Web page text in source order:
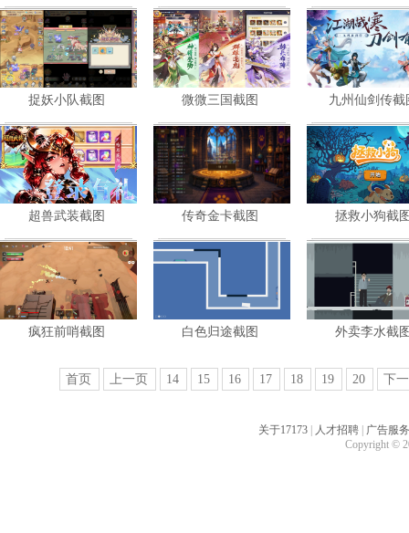
策略
共5张
策略
共5张 共3张
暂未评星
策略
共4张
捉妖小队截图
暂未评星
策略
共4 张
微微三国截图
暂未评星
策略
共4张
九州仙剑传截
暂未评星
策略
共
超兽武装截图
暂未评星
策略
共5张
传奇金卡截图 暂未评星
张
拯救小狗截
暂未评星
疯狂前哨截图
暂未评星
共
张
白色归途截图
暂未评星
共6
外卖李水截
首页 上一页 14 15 16 17 18 19 20 下
关于17173 人才招聘
广告服务
Copyright ©